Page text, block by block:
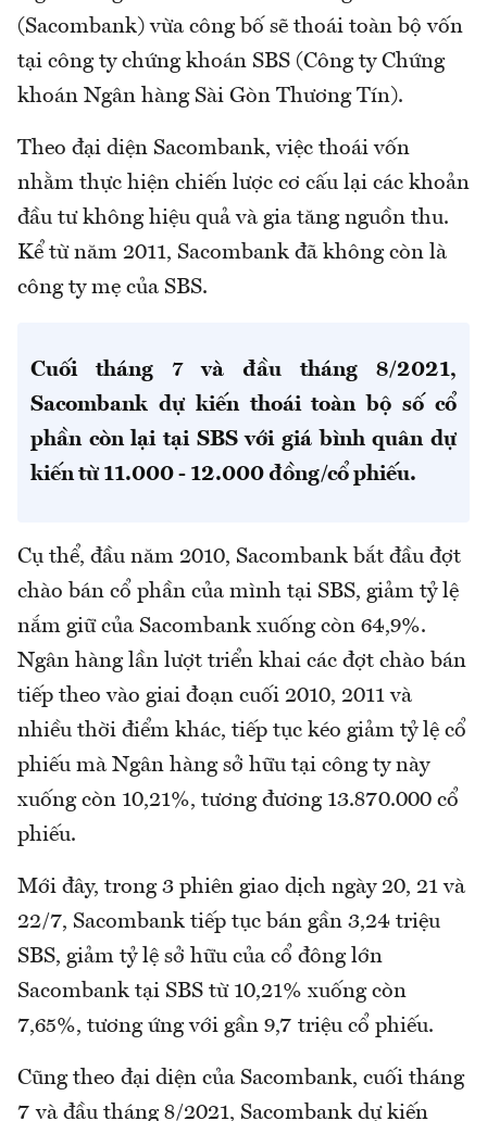
(Sacombank) vừa công bố sẽ thoái toàn bộ vốn
tại công ty chứng khoán SBS (Công ty Chứng
khoán Ngân hàng Sài Gòn Thương Tín).
Theo đại diện Sacombank, việc thoái vốn
nhằm thực hiện chiến lược cơ cấu lại các khoản
đầu tư không hiệu quả và gia tăng nguồn thu.
Kể từ năm 2011, Sacombank đã không còn là
công ty mẹ của SBS.
Cuối tháng 7 và đầu tháng 8/2021,
Sacombank dự kiến thoái toàn bộ số cổ
phần còn lại tại SBS với giá bình quân dự
kiến từ 11.000 - 12.000 đồng/cổ phiếu.
Cụ thể, đầu năm 2010, Sacombank bắt đầu đợt
chào bán cổ phần của mình tại SBS, giảm tỷ lệ
nắm giữ của Sacombank xuống còn 64,9%.
Ngân hàng lần lượt triển khai các đợt chào bán
tiếp theo vào giai đoạn cuối 2010, 2011 và
nhiều thời điểm khác, tiếp tục kéo giảm tỷ lệ cổ
phiếu mà Ngân hàng sở hữu tại công ty này
xuống còn 10,21%, tương đương 13.870.000 cổ
phiếu.
Mới đây, trong 3 phiên giao dịch ngày 20, 21 và
22/7, Sacombank tiếp tục bán gần 3,24 triệu
SBS, giảm tỷ lệ sở hữu của cổ đông lớn
Sacombank tại SBS từ 10,21% xuống còn
7,65%, tương ứng với gần 9,7 triệu cổ phiếu.
Cũng theo đại diện của Sacombank, cuối tháng
7 và đầu tháng 8/2021, Sacombank dự kiến